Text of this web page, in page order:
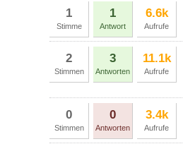
1
Stimme
1
Antwort
6.6k
Aufrufe
2
Stimmen
3
Antworten
11.1k
Aufrufe
0
Stimmen
0
Antworten
3.4k
Aufrufe